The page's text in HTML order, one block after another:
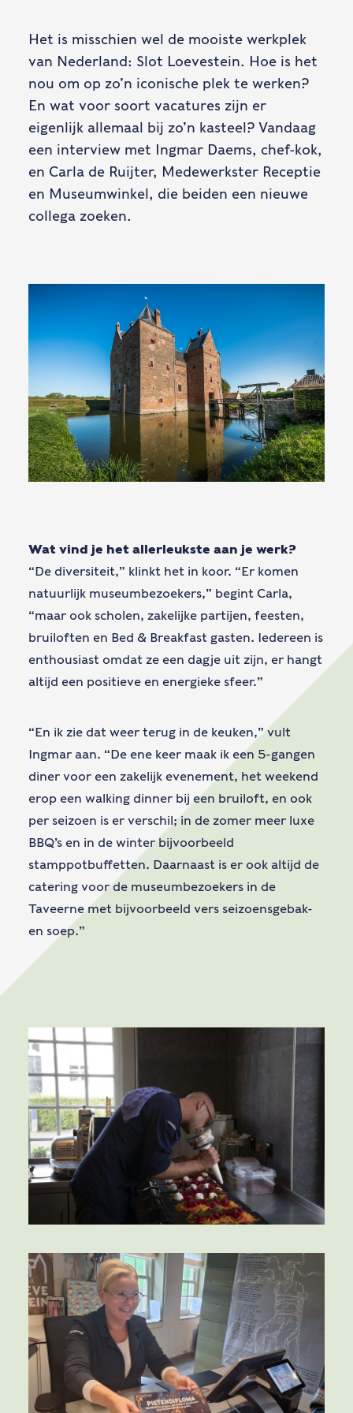
Het is misschien wel de mooiste werkplek
van Nederland: Slot Loevestein. Hoe is het
nou om op zo’n iconische plek te werken?
En wat voor soort vacatures zijn er
eigenlijk allemaal bij zo’n kasteel? Vandaag
een interview met Ingmar Daems, chef-kok,
en Carla de Ruijter, Medewerkster Receptie
en Museumwinkel, die beiden een nieuwe
collega zoeken.
Wat vind je het allerleukste aan je werk?
“De diversiteit,” klinkt het in koor. “Er komen
natuurlijk museumbezoekers,” begint Carla,
“maar ook scholen, zakelijke partijen, feesten,
bruiloften en Bed & Breakfast gasten. Iedereen is
enthousiast omdat ze een dagje uit zijn, er hangt
altijd een positieve en energieke sfeer.”
“En ik zie dat weer terug in de keuken,” vult
Ingmar aan. “De ene keer maak ik een 5-gangen
diner voor een zakelijk evenement, het weekend
erop een walking dinner bij een bruiloft, en ook
per seizoen is er verschil; in de zomer meer luxe
BBQ’s en in de winter bijvoorbeeld
stamppotbuffetten. Daarnaast is er ook altijd de
catering voor de museumbezoekers in de
Taveerne met bijvoorbeeld vers seizoensgebak-
en soep.”